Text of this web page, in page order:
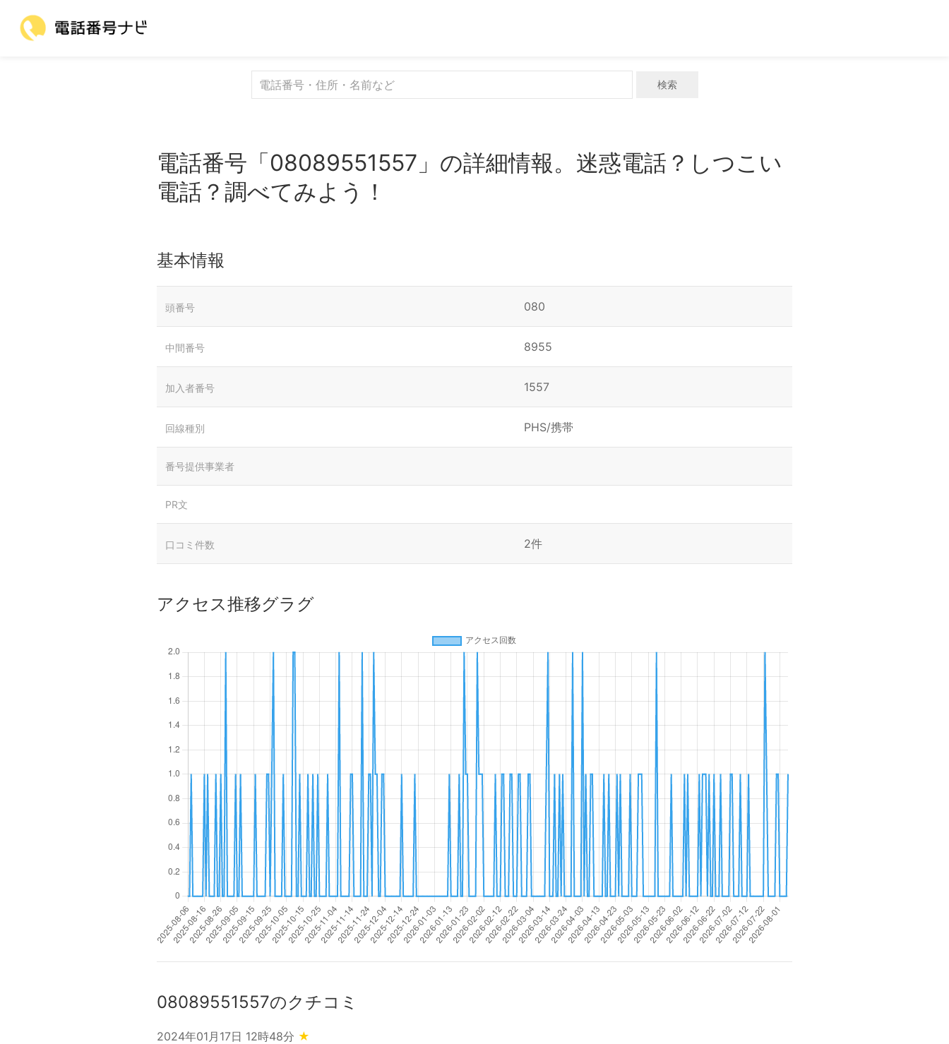
検索
電話番号「08089551557」の詳細情報。迷惑電話？しつこい
電話？調べてみよう！
基本情報
頭番号 080
中間番号 8955
加入者番号 1557
回線種別 PHS/携帯
番号提供事業者
PR文
口コミ件数 2件
アクセス推移グラグ
08089551557のクチコミ
2024年01月17日 12時48分 ★